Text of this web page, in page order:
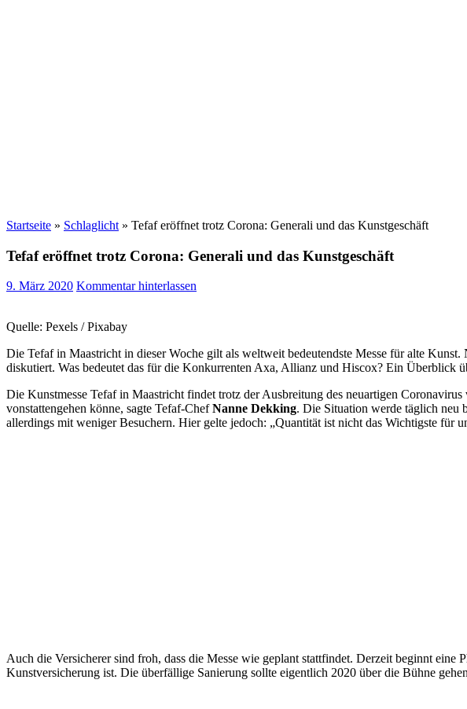
Startseite » Schlaglicht » Tefaf eröffnet trotz Corona: Generali und das Kunstgeschäft
Tefaf eröffnet trotz Corona: Generali und das Kunstgeschäft
9. März 2020 Kommentar hinterlassen
Quelle: Pexels / Pixabay
Die Tefaf in Maastricht in dieser Woche gilt als weltweit bedeutendste Messe für alte
diskutiert. Was bedeutet das für die Konkurrenten Axa, Allianz und Hiscox? Ein Überblick
Die Kunstmesse Tefaf in Maastricht findet trotz der Ausbreitung des neuartigen
vonstattengehen könne, sagte Tefaf-ChefNanne Dekking. Die Situation werde täglich neu
allerdings mit weniger Besuchern. Hier gelte jedoch: „Quantität ist nicht das Wichtigste für
Auch die Versicherer sind froh, dass die Messe wie geplant stattfindet. Derzeit beginnt eine
Kunstversicherung ist. Die überfällige Sanierung sollte eigentlich 2020 über die Bühne